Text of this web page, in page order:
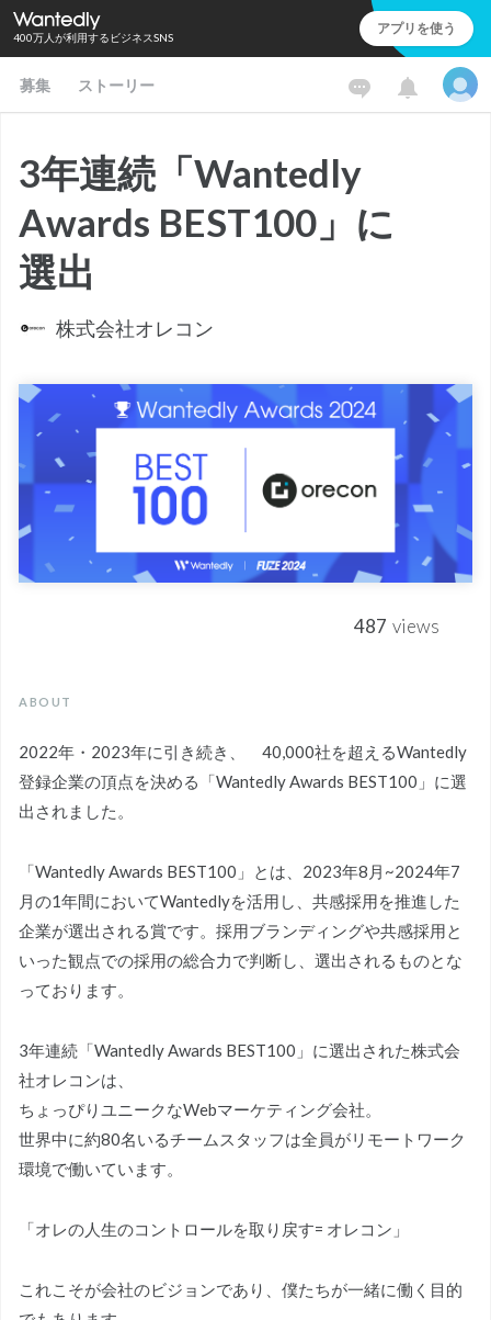
400万人が利用するビジネスSNS アプリを使う
募集 ストーリー
3年連続「Wantedly
Awards BEST100」に
選出
株式会社オレコン
487 views
ABOUT
2022年・2023年に引き続き、 40,000社を超えるWantedly
登録企業の頂点を決める「Wantedly Awards BEST100」に選
出されました。
「Wantedly Awards BEST100」とは、2023年8月~2024年7
月の1年間においてWantedlyを活用し、共感採用を推進した
企業が選出される賞です。採用ブランディングや共感採用と
いった観点での採用の総合力で判断し、選出されるものとな
っております。
3年連続「Wantedly Awards BEST100」に選出された株式会
社オレコンは、
ちょっぴりユニークなWebマーケティング会社。
世界中に約80名いるチームスタッフは全員がリモートワーク
環境で働いています。
「オレの人生のコントロールを取り戻す= オレコン」
これこそが会社のビジョンであり、僕たちが一緒に働く目的